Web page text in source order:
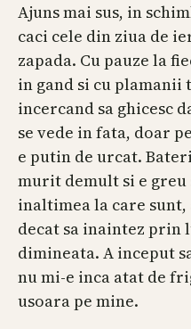
Ajuns mai sus, in
caci cele din ziua de
zapada. Cu pauze la
in gand si cu
incercand sa ghicesc
se vede in fata, doar
e putin de urcat.
murit demult si e greu
inaltimea la care sunt,
decat sa inaintez prin
dimineata. A inceput
nu mi-e inca atat de
usoara pe mine.